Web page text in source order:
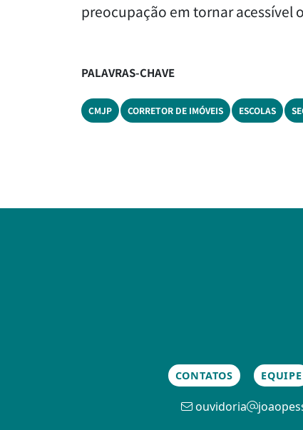
preocupação em tornar acessível
PALAVRAS-CHAVE
CMJP CORRETOR DE IMÓVEIS ESCOLAS
CONTATOS EQUIPE
ouvidoria